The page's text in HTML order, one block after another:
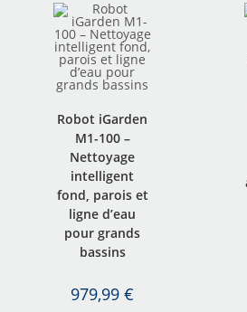
Robot iGarden
M1-100 –
Nettoyage
intelligent
fond, parois et
ligne d’eau
pour grands
bassins
979,99€